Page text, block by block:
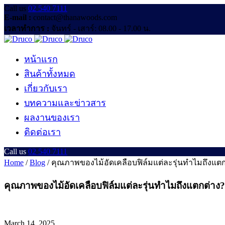
Call us 02 540 7111
E-mail : contact@thanawoods.com
เวลาทำการ : จันทร์ - เสาร์: 08.00 - 17.00 น.
หน้าแรก
สินค้าทั้งหมด
เกี่ยวกับเรา
บทความและข่าวสาร
ผลงานของเรา
ติดต่อเรา
Call us 02 540 7111
Home / Blog / คุณภาพของไม้อัดเคลือบฟิล์มแต่ละรุ่นทำไมถึงแต
คุณภาพของไม้อัดเคลือบฟิล์มแต่ละรุ่นทำไมถึงแตกต่าง?